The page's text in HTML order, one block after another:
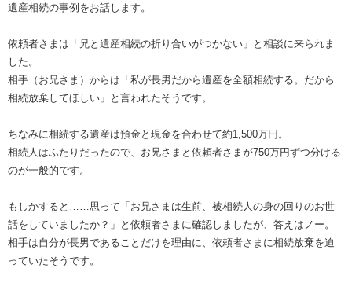
遺産相続の事例をお話します。
依頼者さまは「兄と遺産相続の折り合いがつかない」と相談に来られま
した。
相手（お兄さま）からは「私が長男だから遺産を全額相続する。だから
相続放棄してほしい」と言われたそうです。
ちなみに相続する遺産は預金と現金を合わせて約1,500万円。
相続人はふたりだったので、お兄さまと依頼者さまが750万円ずつ分ける
のが一般的です。
もしかすると……思って「お兄さまは生前、被相続人の身の回りのお世
話をしていましたか？」と依頼者さまに確認しましたが、答えはノー。
相手は自分が長男であることだけを理由に、依頼者さまに相続放棄を迫
っていたそうです。